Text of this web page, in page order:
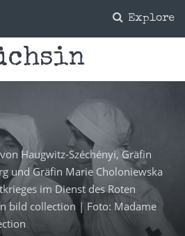
Explore
Haugwitz-Széchényi, Gräfin
und Gräfin Marie Choloniewska
im Dienst des Roten
bild collection | Foto: Madame